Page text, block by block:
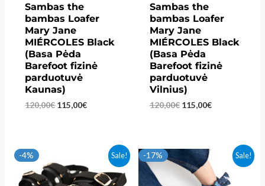
Sambas the
bambas Loafer
Mary Jane
MIÉRCOLES Black
(Basa Pėda
Barefoot fizinė
parduotuvė
Kaunas)
120,00€ Original
115,00€Current
Sambas the
bambas Loafer
Mary Jane
MIÉRCOLES Black
(Basa Pėda
Barefoot fizinė
parduotuvė
Vilnius)
120,00€ Original
115,00€Current
Sale!
-4% Sale!
-17%